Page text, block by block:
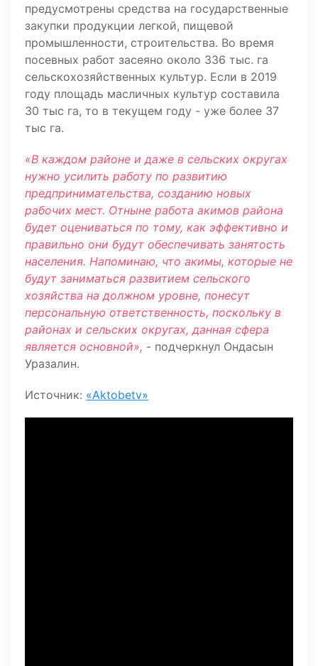
предусмотрены средства на государственные
закупки продукции легкой, пищевой
промышленности, строительства. Во время
посевных работ засеяно около 336 тыс. га
сельскохозяйственных культур. Если в 2019
году площадь масличных культур составила
30 тыс га, то в текущем году - уже более 37
тыс га.
«В каждом районе и даже в сельских округах
нужно усилить работу по развитию
предпринимательства, созданию новых
рабочих мест. Отныне работа акимов района
будет оцениваться по тому, как эффективно и
правильно они будут обеспечивать занятость
населения. Напоминаю, что акимы, которые не
будут заниматься развитием сельского
хозяйства на должном уровне, понесут
персональную ответственность, поскольку в
районах и сельских округах, данная сфера
является основной», - подчеркнул Ондасын
Уразалин.
Источник: «Aktobetv»